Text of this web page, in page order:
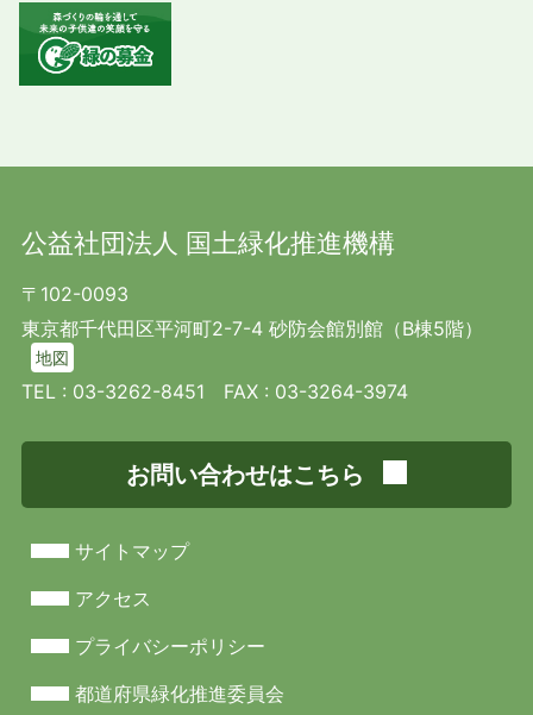
公益社団法人 国土緑化推進機構
〒102-0093
東京都千代田区平河町2-7-4 砂防会館別館（B棟5階）
地図
TEL : 03-3262-8451 FAX : 03-3264-3974
お問い合わせはこちら
サイトマップ
アクセス
プライバシーポリシー
都道府県緑化推進委員会